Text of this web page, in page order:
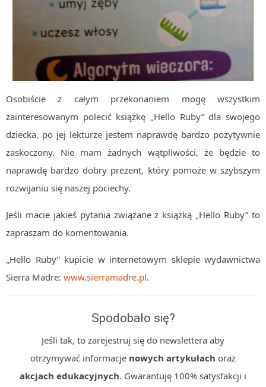
Osobiście z całym przekonaniem mogę wszystkim
zainteresowanym polecić książkę „Hello Ruby” dla swojego
dziecka, po jej lekturze jestem naprawdę bardzo pozytywnie
zaskoczony. Nie mam żadnych wątpliwości, że będzie to
naprawdę bardzo dobry prezent, który pomoże w szybszym
rozwijaniu się naszej pociechy.
Jeśli macie jakieś pytania związane z książką „Hello Ruby” to
zapraszam do komentowania.
„Hello Ruby” kupicie w internetowym sklepie wydawnictwa
Sierra Madre: www.sierramadre.pl.
Spodobało się?
Jeśli tak, to zarejestruj się do newslettera aby
otrzymywać informacje nowych artykułach oraz
akcjach edukacyjnych. Gwarantuję 100% satysfakcji i